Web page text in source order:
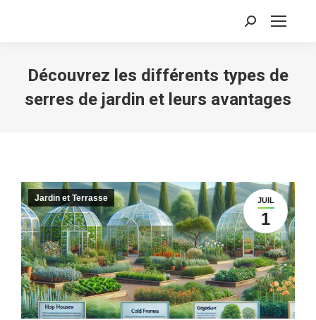
Recherche
Découvrez les différents types de
serres de jardin et leurs avantages
JUIL
1
Jardin et Terrasse